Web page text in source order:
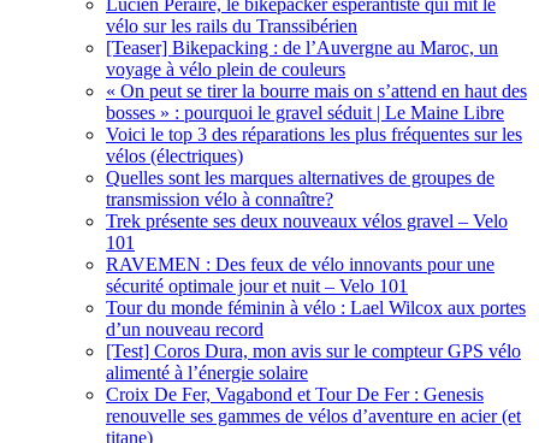
vélo sur les rails du Transsibérien
[Teaser] Bikepacking : de l’Auvergne au Maroc, un
voyage à vélo plein de couleurs
« On peut se tirer la bourre mais on s’attend en haut des
bosses » : pourquoi le gravel séduit | Le Maine Libre
Voici le top 3 des réparations les plus fréquentes sur les
vélos (électriques)
Quelles sont les marques alternatives de groupes de
transmission vélo à connaître?
Trek présente ses deux nouveaux vélos gravel – Velo
101
RAVEMEN : Des feux de vélo innovants pour une
sécurité optimale jour et nuit – Velo 101
Tour du monde féminin à vélo : Lael Wilcox aux portes
d’un nouveau record
[Test] Coros Dura, mon avis sur le compteur GPS vélo
alimenté à l’énergie solaire
Croix De Fer, Vagabond et Tour De Fer : Genesis
renouvelle ses gammes de vélos d’aventure en acier (et
titane)